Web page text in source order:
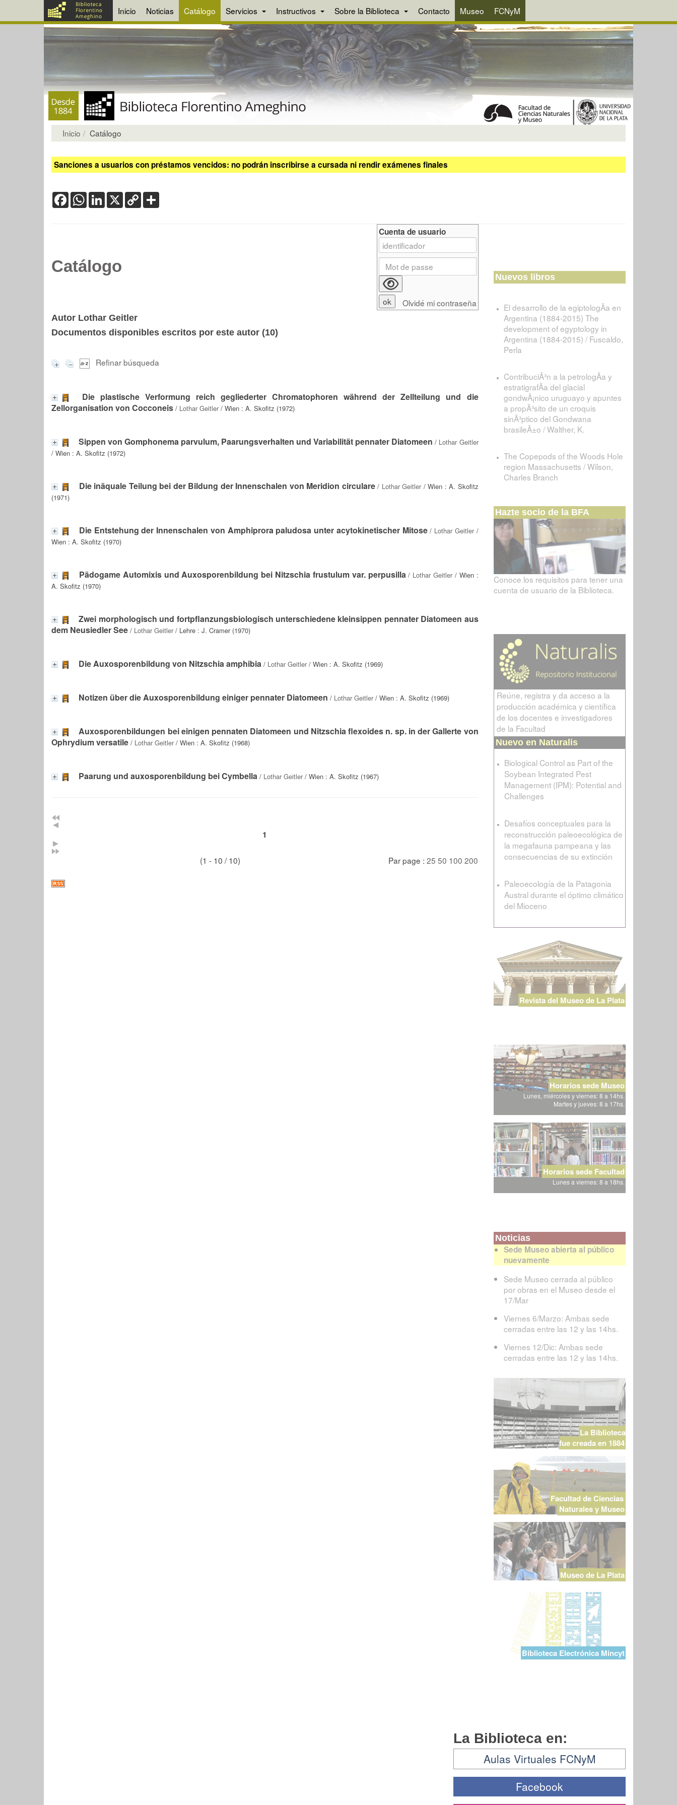
Inicio Noticias Catálogo Servicios Instructivos Sobre la Biblioteca Contacto Museo FCNyM
Inicio Catálogo
Sanciones a usuarios con préstamos vencidos: no podrán inscribirse a cursada ni rendir exámenes finales
FacebookWhatsApp
LinkedIn
X Copy
Link
Catálogo
Autor Lothar Geitler
Documentos disponibles escritos por este autor (10)
Refinar búsqueda
Die plastische Verformung reich gegliederter Chromatophoren während der Zellteilung und die
Zellorganisation von Cocconeis / Lothar Geitler/ Wien : A. Skofitz (1972)
Sippen von Gomphonema parvulum, Paarungsverhalten und Variabilität pennater Diatomeen / Lothar Geitler
/ Wien : A. Skofitz (1972)
Die inäquale Teilung bei der Bildung der Innenschalen von Meridion circulare/ Lothar Geitler/ Wien : A. Skofitz
(1971)
Die Entstehung der Innenschalen von Amphiprora paludosa unter acytokinetischer Mitose/ Lothar Geitler/
Wien : A. Skofitz (1970)
Pädogame Automixis und Auxosporenbildung bei Nitzschia frustulum var. perpusilla/ Lothar Geitler/ Wien :
A. Skofitz (1970)
Zwei morphologisch und fortpflanzungsbiologisch unterschiedene kleinsippen pennater Diatomeen aus
dem Neusiedler See / Lothar Geitler/ Lehre : J. Cramer (1970)
Die Auxosporenbildung von Nitzschia amphibia / Lothar Geitler/ Wien : A. Skofitz (1969)
Notizen über die Auxosporenbildung einiger pennater Diatomeen / Lothar Geitler/ Wien : A. Skofitz (1969)
Auxosporenbildungen bei einigen pennaten Diatomeen und Nitzschia flexoides n. sp. in der Gallerte von
Ophrydium versatile / Lothar Geitler/ Wien : A. Skofitz (1968)
Paarung und auxosporenbildung bei Cymbella / Lothar Geitler/ Wien : A. Skofitz (1967)
1
(1 - 10 / 10) Par page : 25 50 100 200
Cuenta de usuario
Olvidé mi contraseña
Nuevos libros
El desarrollo de la egiptologÃ­a en
Argentina (1884-2015) The
development of egyptology in
Argentina (1884-2015) / Fuscaldo,
Perla
ContribuciÃ³n a la petrologÃ­a y
estratigrafÃ­a del glacial
gondwÃ¡nico uruguayo y apuntes
a propÃ³sito de un croquis
sinÃ³ptico del Gondwana
brasileÃ±o / Walther, K.
The Copepods of the Woods Hole
region Massachusetts / Wilson,
Charles Branch
Hazte socio de la BFA
Conoce los requisitos para tener una
cuenta de usuario de la Biblioteca.
Reúne, registra y da acceso a la
producción académica y científica
de los docentes e investigadores
de la Facultad
Nuevo en Naturalis
Biological Control as Part of the
Soybean Integrated Pest
Management (IPM): Potential and
Challenges
Desafíos conceptuales para la
reconstrucción paleoecológica de
la megafauna pampeana y las
consecuencias de su extinción
Paleoecología de la Patagonia
Austral durante el óptimo climático
del Mioceno
Revista del Museo de La Plata
Horarios sede Museo
Lunes, miércoles y viernes: 8 a 14hs.
Martes y jueves: 8 a 17hs.
Horarios sede Facultad
Lunes a viernes: 8 a 18hs.
Noticias
Sede Museo abierta al público
nuevamente
Sede Museo cerrada al público
por obras en el Museo desde el
17/Mar
Viernes 6/Marzo: Ambas sede
cerradas entre las 12 y las 14hs.
Viernes 12/Dic: Ambas sede
cerradas entre las 12 y las 14hs.
La Biblioteca
fue creada en 1884
Facultad de Ciencias
Naturales y Museo
Museo de La Plata
Biblioteca Electrónica Mincyt
La Biblioteca en:
Aulas Virtuales FCNyM
Facebook